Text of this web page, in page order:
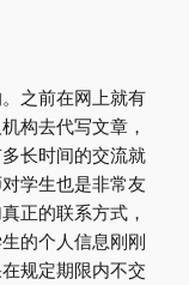
之前在网上就有
构去代写文章，
长时间的交流就
学生也是非常友
正的联系方式，
的个人信息刚刚
规定期限内不交